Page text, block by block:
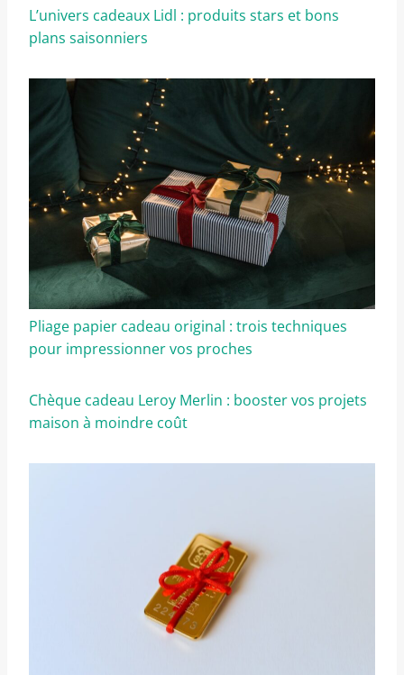
L’univers cadeaux Lidl : produits stars et bons
plans saisonniers
Pliage papier cadeau original : trois techniques
pour impressionner vos proches
Chèque cadeau Leroy Merlin : booster vos projets
maison à moindre coût